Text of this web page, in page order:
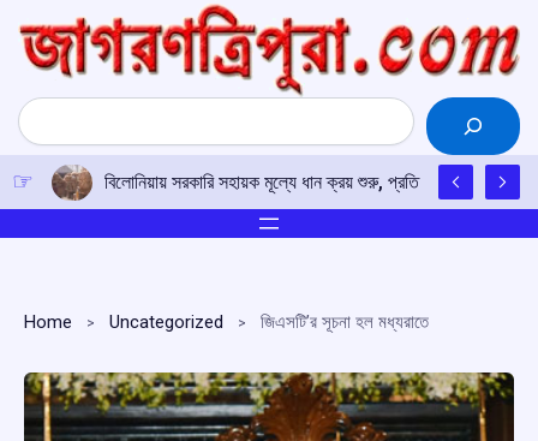
content
Search
বিলোনিয়ায় সরকারি সহায়ক মূল্যে ধান ক্রয় শুরু, প্রতি কুইন্টাল ২,৩৬৯
Home Uncategorized জিএসটি’র সূচনা হল মধ্যরাতে